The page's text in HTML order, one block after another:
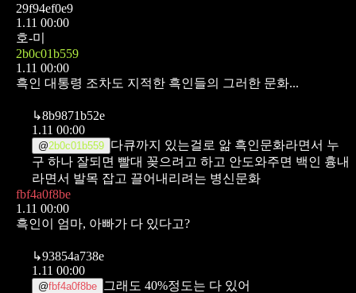
29f94ef0e9
1.11 00:00
호-미
2b0c01b559
1.11 00:00
흑인 대통령 조차도 지적한 흑인들의 그러한 문화...
↳8b9871b52e
1.11 00:00
@2b0c01b559 다큐까지 있는걸로 앎 흑인문화라면서 누
구 하나 잘되면 빨대 꽂으려고 하고 안도와주면 백인 흉내
라면서 발목 잡고 끌어내리려는 병신문화
fbf4a0f8be
1.11 00:00
흑인이 엄마, 아빠가 다 있다고?
↳93854a738e
1.11 00:00
@fbf4a0f8be 그래도 40%정도는 다 있어